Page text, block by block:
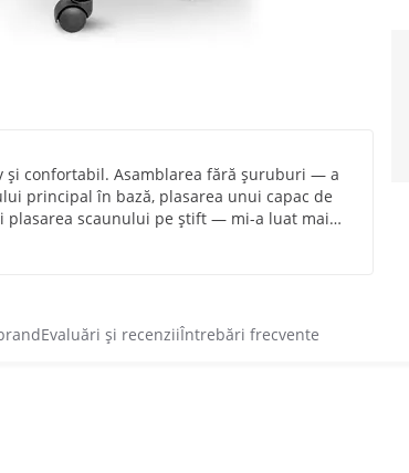
și confortabil. Asamblarea fără șuruburi — a
principal în bază, plasarea unui capac de
plasarea scaunului pe știft — mi-a luat mai
Evaluări și recenziiÎntrebări frecvente